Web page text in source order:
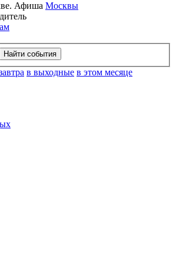
Афиша Москвы
в выходные в этом месяце